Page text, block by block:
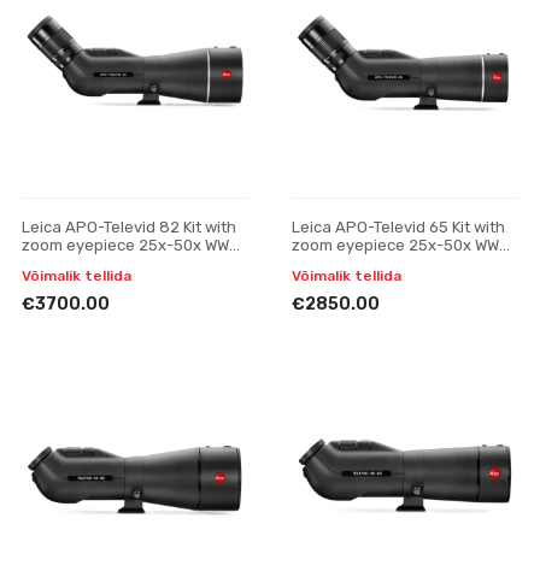
Leica APO-Televid 82 Kit with
zoom eyepiece 25x-50x WW
Võimalik tellida
€3700.00
Leica APO-Televid 65 Kit with
zoom eyepiece 25x-50x WW
Võimalik tellida
€2850.00